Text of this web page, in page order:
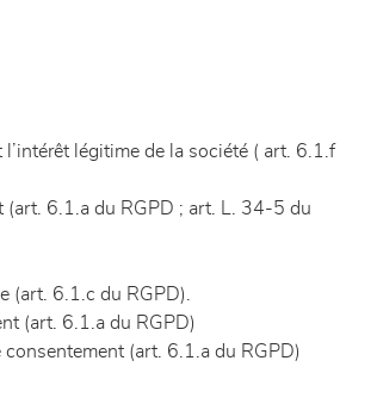
légitime de la société ( art. 6.1.f
(art. 6.1.a du RGPD ; art. L. 34-5 du
(art. 6.1.c du RGPD).
(art. 6.1.a du RGPD)
(art. 6.1.a du RGPD)